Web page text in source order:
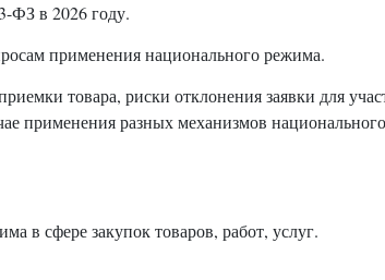
ФЗ в 2026 году.
применения национального режима.
товара, риски отклонения заявки для
применения разных механизмов национального
в сфере закупок товаров, работ, услуг.